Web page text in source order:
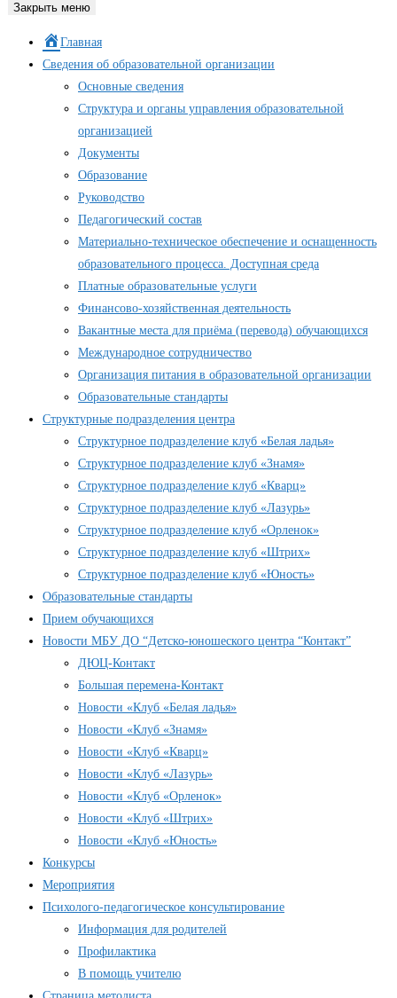
Закрыть меню
Главная
Сведения об образовательной организации
Основные сведения
Структура и органы управления образовательной
организацией
Документы
Образование
Руководство
Педагогический состав
Материально-техническое обеспечение и оснащенность
образовательного процесса. Доступная среда
Платные образовательные услуги
Финансово-хозяйственная деятельность
Вакантные места для приёма (перевода) обучающихся
Международное сотрудничество
Организация питания в образовательной организации
Образовательные стандарты
Структурные подразделения центра
Структурное подразделение клуб «Белая ладья»
Структурное подразделение клуб «Знамя»
Структурное подразделение клуб «Кварц»
Структурное подразделение клуб «Лазурь»
Структурное подразделение клуб «Орленок»
Структурное подразделение клуб «Штрих»
Структурное подразделение клуб «Юность»
Образовательные стандарты
Прием обучающихся
Новости МБУ ДО “Детско-юношеского центра “Контакт”
ДЮЦ-Контакт
Большая перемена-Контакт
Новости «Клуб «Белая ладья»
Новости «Клуб «Знамя»
Новости «Клуб «Кварц»
Новости «Клуб «Лазурь»
Новости «Клуб «Орленок»
Новости «Клуб «Штрих»
Новости «Клуб «Юность»
Конкурсы
Мероприятия
Психолого-педагогическое консультирование
Информация для родителей
Профилактика
В помощь учителю